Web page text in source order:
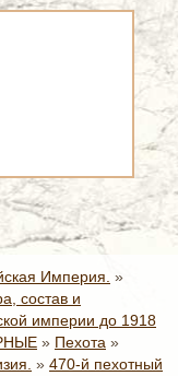
Империя. »
состав и
империи до 1918
» Пехота »
» 470-й пехотный